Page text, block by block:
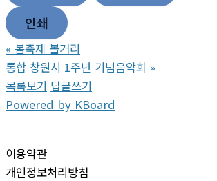
인쇄
« 봄축제 볼거리
통합 창원시 1주년 기념음악회 »
목록보기 답글쓰기
Powered by KBoard
이용약관
개인정보처리방침